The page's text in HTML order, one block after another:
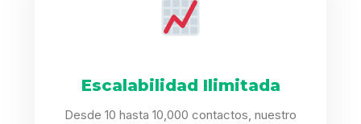
Escalabilidad Ilimitada
Desde 10 hasta 10,000 contactos, nuestro